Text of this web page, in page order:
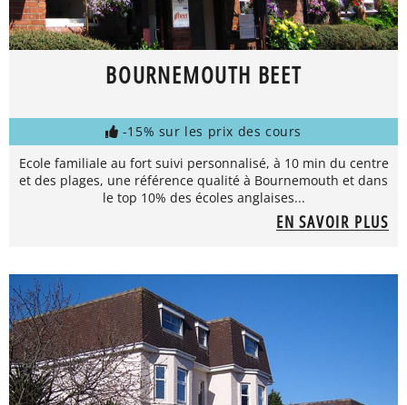
BOURNEMOUTH BEET
-15% sur les prix des cours
Ecole familiale au fort suivi personnalisé, à 10 min du centre
et des plages, une référence qualité à Bournemouth et dans
le top 10% des écoles anglaises...
EN SAVOIR PLUS